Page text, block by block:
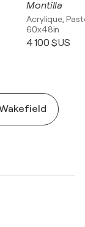
Montilla
Acrylique,
60x48in
4 100 $US